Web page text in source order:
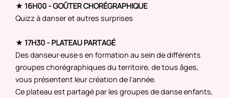
★ 16H00 - GOÛTER CHORÉGRAPHIQUE
Quizz à danser et autres surprises
★ 17H30 - PLATEAU PARTAGÉ
Des danseur·euse·s en formation au sein de différents
groupes chorégraphiques du territoire, de tous âges,
vous présentent leur création de l'année.
Ce plateau est partagé par les groupes de danse enfants,